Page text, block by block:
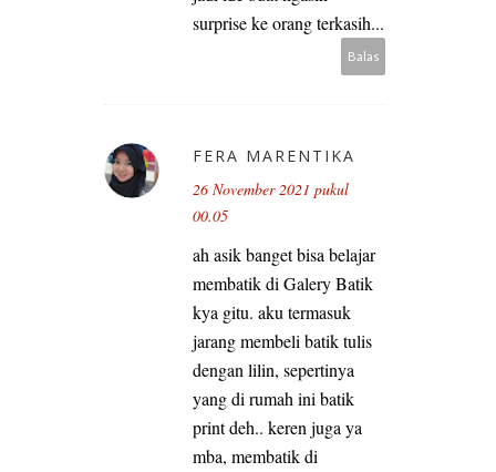
surprise ke orang terkasih...
Balas
FERA MARENTIKA
26 November 2021 pukul
00.05
ah asik banget bisa belajar
membatik di Galery Batik
kya gitu. aku termasuk
jarang membeli batik tulis
dengan lilin, sepertinya
yang di rumah ini batik
print deh.. keren juga ya
mba, membatik di